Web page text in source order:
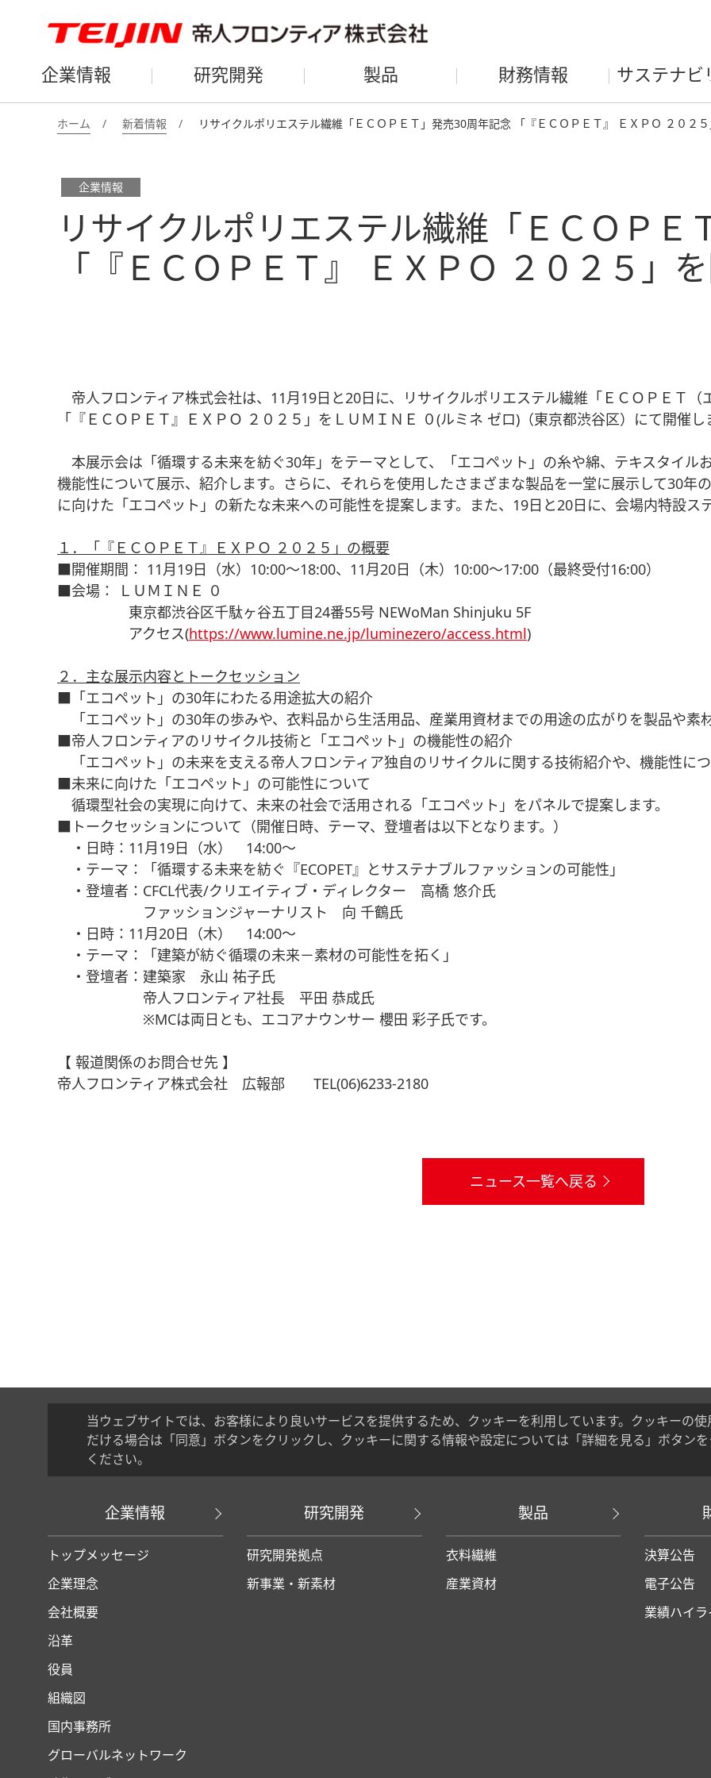
企業情報 研究開発 製品 財務情報 サステナビ
ホーム 新着情報 リサイクルポリエステル繊維「ＥＣＯＰＥＴ」発売30周年記念 「『ＥＣＯＰＥＴ』 ＥＸＰＯ ２０２
企業情報
リサイクルポリエステル繊維「ＥＣＯＰＥ
「『ＥＣＯＰＥＴ』 ＥＸＰＯ ２０２５」
帝人フロンティア株式会社は、11月19日と20日に、リサイクルポリエステル繊維「ＥＣＯＰＥＴ
「『ＥＣＯＰＥＴ』ＥＸＰＯ ２０２５」をＬＵＭＩＮＥ ０(ルミネ ゼロ)（東京都渋谷区）にて開催し
本展示会は「循環する未来を紡ぐ30年」をテーマとして、「エコペット」の糸や綿、テキスタイル
機能性について展示、紹介します。さらに、それらを使用したさまざまな製品を一堂に展示して30年
に向けた「エコペット」の新たな未来への可能性を提案します。また、19日と20日に、会場内特設ス
１．「『ＥＣＯＰＥＴ』ＥＸＰＯ ２０２５」の概要
■開催期間： 11月19日（水）10:00～18:00、11月20日（木）10:00～17:00（最終受付16:00）
■会場： ＬＵＭＩＮＥ ０
東京都渋谷区千駄ヶ谷五丁目24番55号 NEWoMan Shinjuku 5F
アクセス(https://www.lumine.ne.jp/luminezero/access.html)
２．主な展示内容とトークセッション
■「エコペット」の30年にわたる用途拡大の紹介
「エコペット」の30年の歩みや、衣料品から生活用品、産業用資材までの用途の広がりを製品や素材
■帝人フロンティアのリサイクル技術と「エコペット」の機能性の紹介
「エコペット」の未来を支える帝人フロンティア独自のリサイクルに関する技術紹介や、機能性に
■未来に向けた「エコペット」の可能性について
循環型社会の実現に向けて、未来の社会で活用される「エコペット」をパネルで提案します。
■トークセッションについて（開催日時、テーマ、登壇者は以下となります。）
・日時：11月19日（水） 14:00～
・テーマ：「循環する未来を紡ぐ『ECOPET』とサステナブルファッションの可能性」
・登壇者：CFCL代表/クリエイティブ・ディレクター 高橋 悠介氏
ファッションジャーナリスト 向 千鶴氏
・日時：11月20日（木） 14:00～
・テーマ：「建築が紡ぐ循環の未来－素材の可能性を拓く」
・登壇者：建築家 永山 祐子氏
帝人フロンティア社長 平田 恭成氏
※MCは両日とも、エコアナウンサー 櫻田 彩子氏です。
【 報道関係のお問合せ先 】
帝人フロンティア株式会社 広報部 TEL(06)6233-2180
ニュース一覧へ戻る
当ウェブサイトでは、お客様により良いサービスを提供するため、クッキーを利用しています。クッキーの
だける場合は「同意」ボタンをクリックし、クッキーに関する情報や設定については「詳細を見る」ボタン
ください。
企業情報
トップメッセージ
企業理念
会社概要
沿革
役員
組織図
国内事務所
グローバルネットワーク
研究開発
研究開発拠点
新事業・新素材
製品
衣料繊維
産業資材
決算公告
電子公告
業績ハイラ